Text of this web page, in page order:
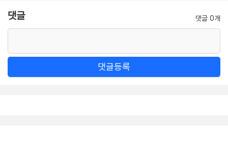
댓글 댓글 0개
댓글등록